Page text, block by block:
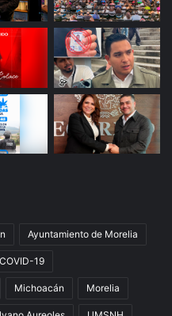
Ayuntamiento de Morelia
COVID-19
Michoacán Morelia